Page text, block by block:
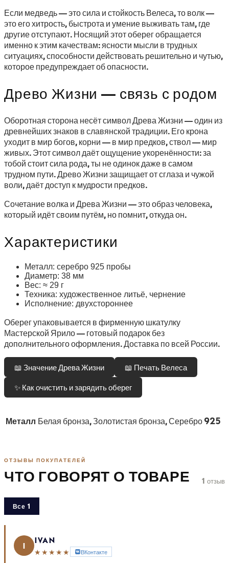
Если медведь — это сила и стойкость Велеса, то волк —
это его хитрость, быстрота и умение выживать там, где
другие отступают. Носящий этот оберег обращается
именно к этим качествам: ясности мысли в трудных
ситуациях, способности действовать решительно и чутью,
которое предупреждает об опасности.
Древо Жизни — связь с родом
Оборотная сторона несёт символ Древа Жизни — один из
древнейших знаков в славянской традиции. Его крона
уходит в мир богов, корни — в мир предков, ствол — мир
живых. Этот символ даёт ощущение укоренённости: за
тобой стоит сила рода, ты не одинок даже в самом
трудном пути. Древо Жизни защищает от сглаза и чужой
воли, даёт доступ к мудрости предков.
Сочетание волка и Древа Жизни — это образ человека,
который идёт своим путём, но помнит, откуда он.
Характеристики
Металл: серебро 925 пробы
Диаметр: 38 мм
Вес: ≈ 29 г
Техника: художественное литьё, чернение
Исполнение: двухстороннее
Оберег упаковывается в фирменную шкатулку
Мастерской Ярило — готовый подарок без
дополнительного оформления. Доставка по всей России.
📖 Значение Древа Жизни 📖 Печать Велеса
✨ Как очистить и зарядить оберег
Металл Белая бронза, Золотистая бронза, Серебро 925
ОТЗЫВЫ ПОКУПАТЕЛЕЙ
ЧТО ГОВОРЯТ О ТОВАРЕ 1 отзыв
Все 1
I
IVAN
★★★★★
ВКонтакте